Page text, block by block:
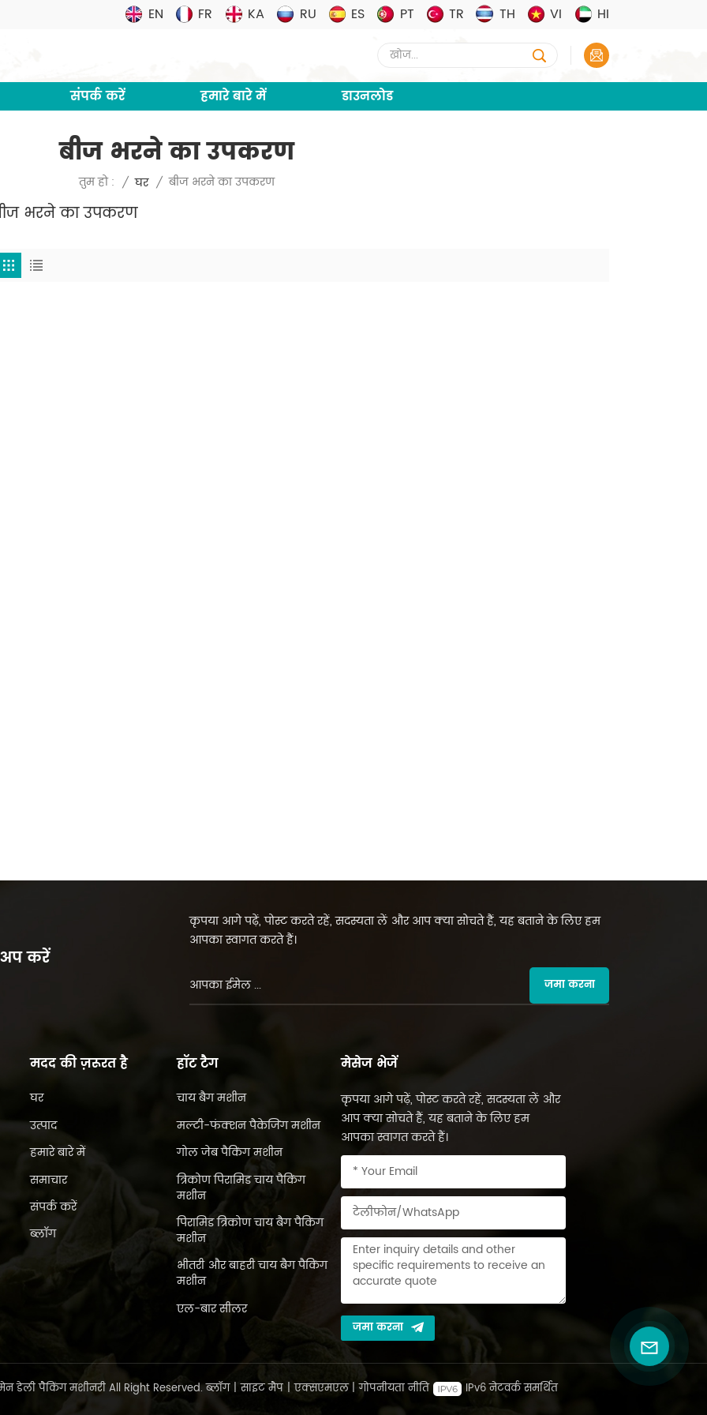
EN FR KA RU ES PT TR TH VI HI
संपर्क करें हमारे बारे में डाउनलोड
बीज भरने का उपकरण
तुम हो : / घर / बीज भरने का उपकरण
भरने का उपकरण
अप करें
कृपया आगे पढ़ें, पोस्ट करते रहें, सदस्यता लें और आप क्या सोचते हैं, यह बताने के लिए हम
आपका स्वागत करते हैं।
जमा करना
मदद की ज़रूरत है
घर
उत्पाद
हमारे बारे में
समाचार
संपर्क करें
ब्लॉग
हॉट टैग
चाय बैग मशीन
मल्टी-फंक्शन पैकेजिंग मशीन
गोल जेब पैकिंग मशीन
त्रिकोण पिरामिड चाय पैकिंग
मशीन
पिरामिड त्रिकोण चाय बैग पैकिंग
मशीन
भीतरी और बाहरी चाय बैग पैकिंग
मशीन
एल-बार सीलर
मेसेज भेजें
कृपया आगे पढ़ें, पोस्ट करते रहें, सदस्यता लें और
आप क्या सोचते हैं, यह बताने के लिए हम
आपका स्वागत करते हैं।
जमा करना
डेली पैकिंग मशीनरी All Right Reserved. ब्लॉग | साइट मैप | एक्सएमएल | गोपनीयता नीति IPv6 नेटवर्क समर्थित